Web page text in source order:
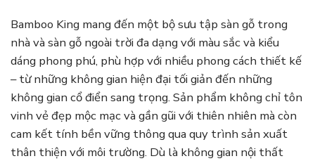
Bamboo King mang đến một bộ sưu tập sàn gỗ trong
nhà và sàn gỗ ngoài trời đa dạng với màu sắc và kiểu
dáng phong phú, phù hợp với nhiều phong cách thiết kế
– từ những không gian hiện đại tối giản đến những
không gian cổ điển sang trọng. Sản phẩm không chỉ tôn
vinh vẻ đẹp mộc mạc và gần gũi với thiên nhiên mà còn
cam kết tính bền vững thông qua quy trình sản xuất
thân thiện với môi trường. Dù là không gian nội thất